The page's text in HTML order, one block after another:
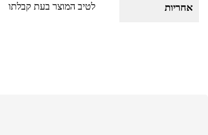
אחריות לטיב המוצר בעת קבלתו